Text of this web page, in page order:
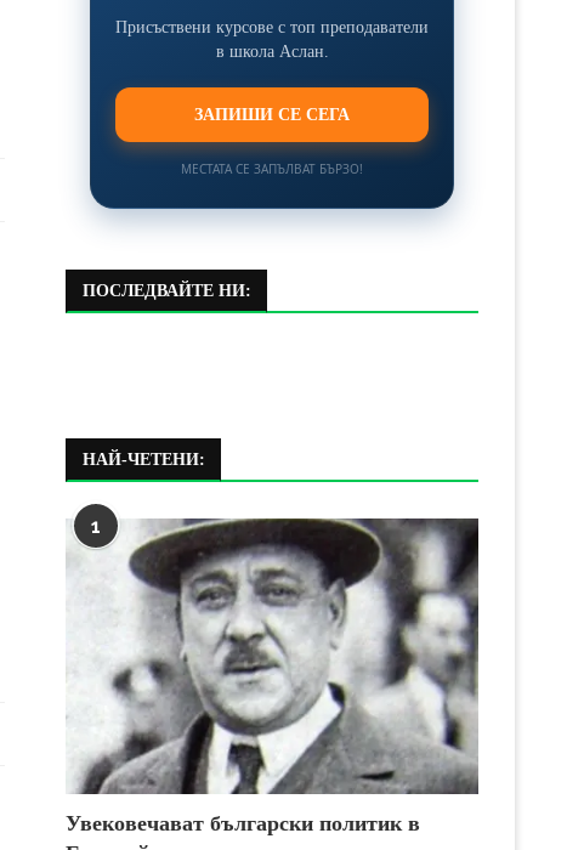
Присъствени курсове с топ преподаватели
в школа Аслан.
ЗАПИШИ СЕ СЕГА
МЕСТАТА СЕ ЗАПЪЛВАТ БЪРЗО!
ПОСЛЕДВАЙТЕ НИ:
НАЙ-ЧЕТЕНИ:
1
Увековечават български политик в